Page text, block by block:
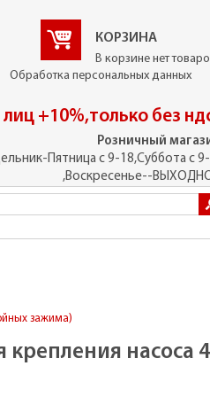
КОРЗИНА
В корзине нет
Обработка персональных данных
+10%,только без
Розничный
Пятница с 9-18,Суббота с
,Воскресенье--
зажима)
насоса 4